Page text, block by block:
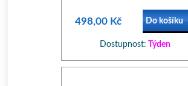
498,00 Kč Do košíku
Dostupnost: Týden